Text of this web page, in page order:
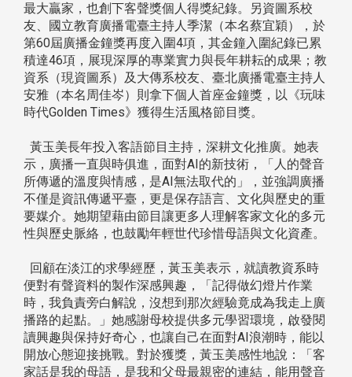
最大贏家，也創下客聲獎個人得獎紀錄。另資圖系校
友、國立教育廣播電臺主持人季潔（本名蔡宜穎），於
第60屆廣播金鐘獎再度入圍4項，其金鐘入圍紀錄已累
積達46項，展現深厚的專業實力與長年耕耘的成果；教
資系（現資圖系）及大傳系校友、臺北廣播電臺主持人
安雅（本名周佳岑）則拿下個人首座金鐘獎，以《玩味
時代Golden Times》獲得生活風格節目獎。
黃玉美長年投入客語節目主持，深耕文化推廣。她表
示，廣播一直與時俱進，面對AI的新技術，「人的聲音
所傳遞的溫度與情感，是AI無法取代的」，並強調廣播
不僅是資訊傳遞平臺，更是保存語言、文化與歷史的重
要媒介。她期望藉由節目讓更多人理解客家文化的多元
性與歷史脈絡，也鼓勵年輕世代珍惜母語與文化資產。
回顧在淡江的求學經歷，黃玉美表示，就讀教資系時
便對有聲資料的製作深感興趣，「記得做幻燈片作業
時，我負責旁白解說，沒想到那次經驗竟成為我走上廣
播路的起點。」她感謝母校提供多元學習環境，啟發閱
讀興趣與保持好奇心，也讓自己在面對AI浪潮時，能以
開放心態迎接挑戰。對於獲獎，黃玉美感性地說：「客
家話是我的母語，是我和父母最親密的連結，能用聲音